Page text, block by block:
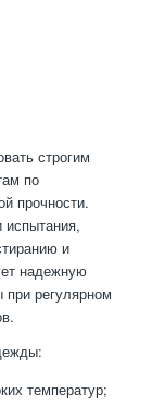
строгим
по
прочности.
и
надежную
регулярном
температур;